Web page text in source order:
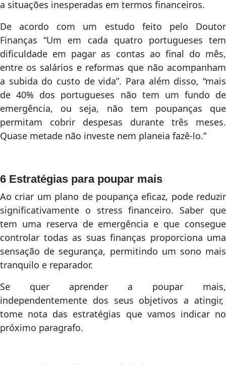
a situações inesperadas em termos financeiros.
De acordo com um estudo feito pelo Doutor
Finanças “Um em cada quatro portugueses tem
dificuldade em pagar as contas ao final do mês,
entre os salários e reformas que não acompanham
a subida do custo de vida”. Para além disso, “mais
de 40% dos portugueses não tem um fundo de
emergência, ou seja, não tem poupanças que
permitam cobrir despesas durante três meses.
Quase metade não investe nem planeia fazê-lo.”
6 Estratégias para poupar mais
Ao criar um plano de poupança eficaz, pode reduzir
significativamente o stress financeiro. Saber que
tem uma reserva de emergência e que consegue
controlar todas as suas finanças proporciona uma
sensação de segurança, permitindo um sono mais
tranquilo e reparador.
Se quer aprender a poupar mais,
independentemente dos seus objetivos a atingir,
tome nota das estratégias que vamos indicar no
próximo paragrafo.